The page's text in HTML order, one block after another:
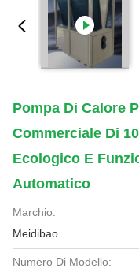
Pompa Di Calore
Commerciale Di
Ecologico E
Automatico
Marchio:
Meidibao
Numero Di Modello: